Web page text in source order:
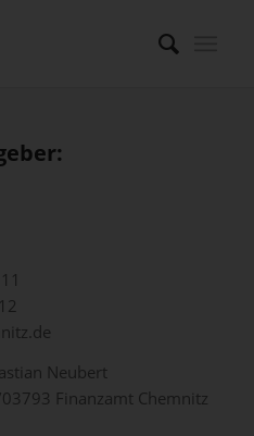
Neubert
Finanzamt Chemnitz